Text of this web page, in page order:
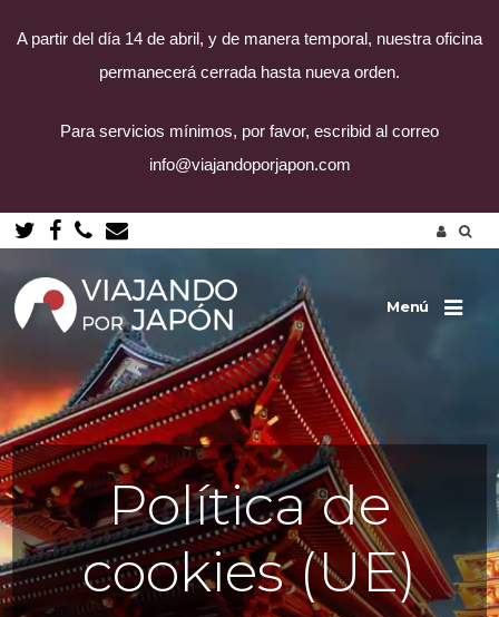
A partir del día 14 de abril, y de manera temporal, nuestra oficina
permanecerá cerrada hasta nueva orden.
Para servicios mínimos, por favor, escribid al correo
info@viajandoporjapon.com
Saltar
al
contenido
Menú
Política de
cookies (UE)